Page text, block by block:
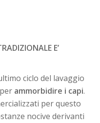
E’
ciclo del lavaggio
ammorbidire i capi.
per questo
nocive derivanti